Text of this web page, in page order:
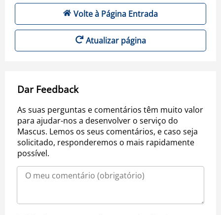
Volte à Página Entrada
Atualizar página
Dar Feedback
As suas perguntas e comentários têm muito valor
para ajudar-nos a desenvolver o serviço do
Mascus. Lemos os seus comentários, e caso seja
solicitado, responderemos o mais rapidamente
possível.